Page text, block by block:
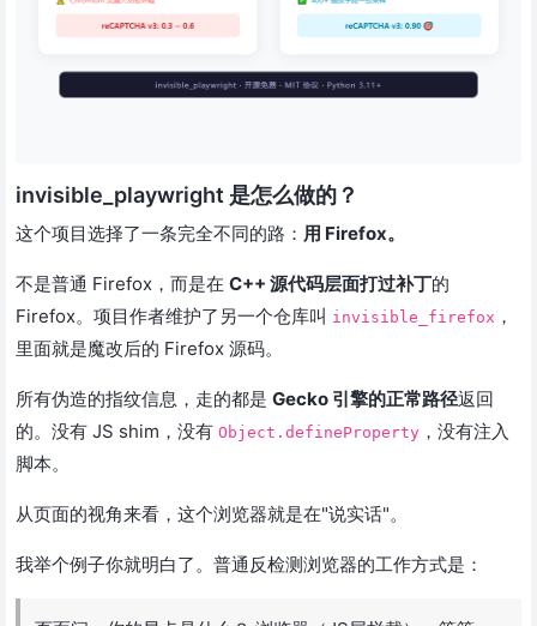
invisible_playwright 是怎么做的？
这个项目选择了一条完全不同的路： 用 Firefox。
不是普通 Firefox，而是在 C++ 源代码层面打过补丁的
Firefox。项目作者维护了另一个仓库叫 invisible_firefox ，
里面就是魔改后的 Firefox 源码。
所有伪造的指纹信息，走的都是 Gecko 引擎的正常路径返回
的。没有 JS shim，没有 Object.defineProperty ，没有注入
脚本。
从页面的视角来看，这个浏览器就是在"说实话"。
我举个例子你就明白了。普通反检测浏览器的工作方式是：